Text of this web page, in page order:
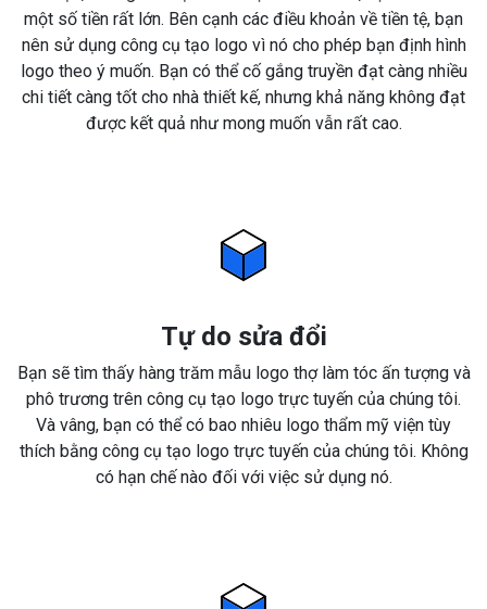
một số tiền rất lớn. Bên cạnh các điều khoản về tiền tệ, bạn
nên sử dụng công cụ tạo logo vì nó cho phép bạn định hình
logo theo ý muốn. Bạn có thể cố gắng truyền đạt càng nhiều
chi tiết càng tốt cho nhà thiết kế, nhưng khả năng không đạt
được kết quả như mong muốn vẫn rất cao.
Tự do sửa đổi
Bạn sẽ tìm thấy hàng trăm mẫu logo thợ làm tóc ấn tượng và
phô trương trên công cụ tạo logo trực tuyến của chúng tôi.
Và vâng, bạn có thể có bao nhiêu logo thẩm mỹ viện tùy
thích bằng công cụ tạo logo trực tuyến của chúng tôi. Không
có hạn chế nào đối với việc sử dụng nó.